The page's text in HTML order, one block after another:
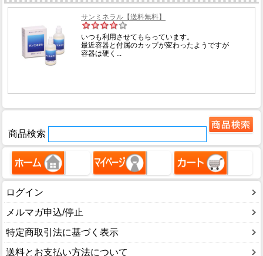
商品検索
ログイン
メルマガ申込/停止
特定商取引法に基づく表示
送料とお支払い方法について